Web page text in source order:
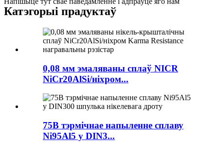
Катэгорыі прадуктаў
0,08 мм эмаляваны сплаў NICR
NiCr20AlSi/ніхром...
75B тэрмічнае напыленне сплаву
Ni95Al5 у DIN3...